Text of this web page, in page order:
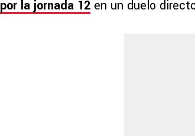
por la jornada 12 en un duelo